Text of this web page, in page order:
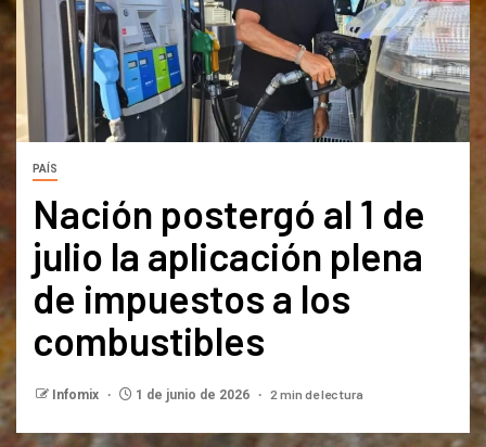
PAÍS
Nación postergó al 1 de
julio la aplicación plena
de impuestos a los
combustibles
Infomix 1 de junio de 2026 2 min de lectura